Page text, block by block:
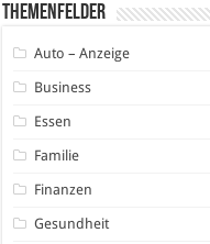
Themenfelder
Auto – Anzeige
Business
Essen
Familie
Finanzen
Gesundheit